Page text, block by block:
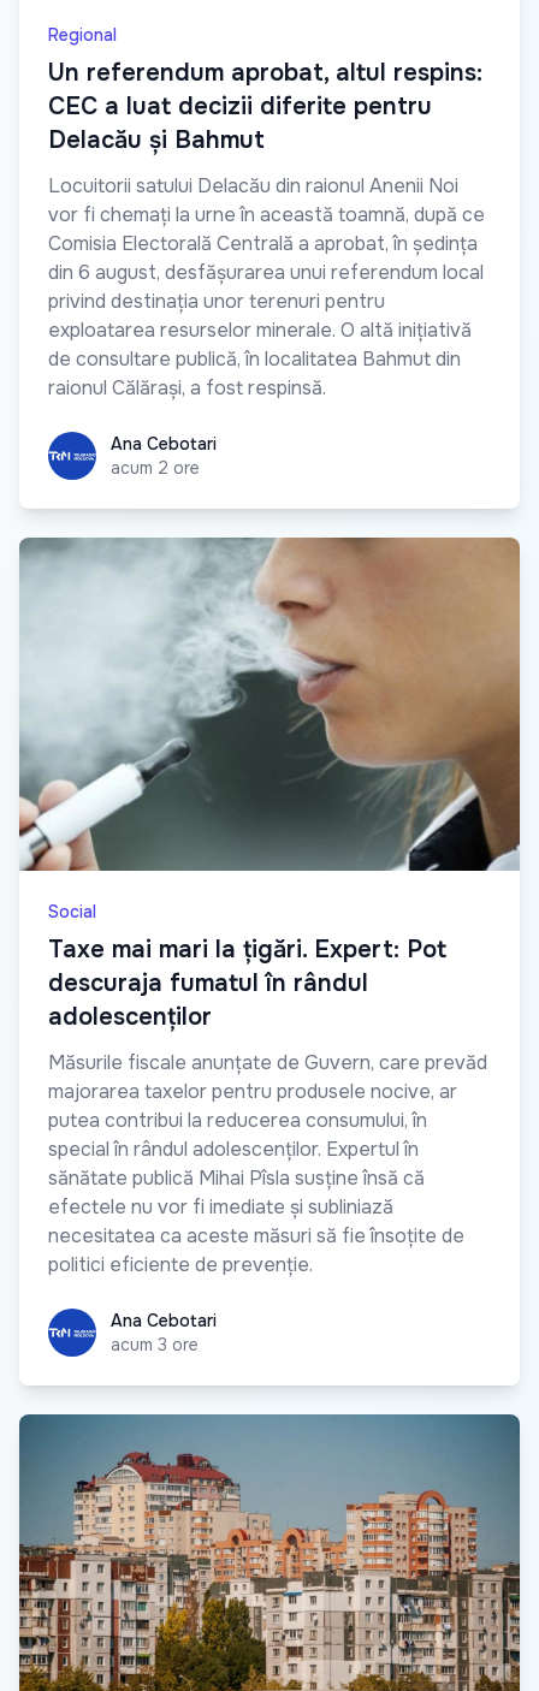
Regional
Un referendum aprobat, altul respins:
CEC a luat decizii diferite pentru
Delacău și Bahmut
Locuitorii satului Delacău din raionul Anenii Noi
vor fi chemați la urne în această toamnă, după ce
Comisia Electorală Centrală a aprobat, în ședința
din 6 august, desfășurarea unui referendum local
privind destinația unor terenuri pentru
exploatarea resurselor minerale. O altă inițiativă
de consultare publică, în localitatea Bahmut din
raionul Călărași, a fost respinsă.
Ana CebotariAna Cebotari
acum 2 ore
Social
Taxe mai mari la țigări. Expert: Pot
descuraja fumatul în rândul
adolescenților
Măsurile fiscale anunțate de Guvern, care prevăd
majorarea taxelor pentru produsele nocive, ar
putea contribui la reducerea consumului, în
special în rândul adolescenților. Expertul în
sănătate publică Mihai Pîsla susține însă că
efectele nu vor fi imediate și subliniază
necesitatea ca aceste măsuri să fie însoțite de
politici eficiente de prevenție.
Ana CebotariAna Cebotari
acum 3 ore